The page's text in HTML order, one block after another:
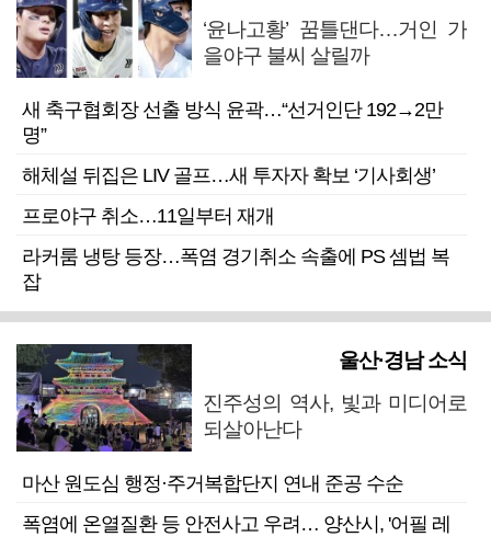
‘윤나고황’ 꿈틀댄다…거인 가
을야구 불씨 살릴까
새 축구협회장 선출 방식 윤곽…“선거인단 192→2만
명”
해체설 뒤집은 LIV 골프…새 투자자 확보 ‘기사회생’
프로야구 취소…11일부터 재개
라커룸 냉탕 등장…폭염 경기취소 속출에 PS 셈법 복
잡
울산·경남 소식
진주성의 역사, 빛과 미디어로
되살아난다
마산 원도심 행정·주거복합단지 연내 준공 수순
폭염에 온열질환 등 안전사고 우려… 양산시, '어필 레